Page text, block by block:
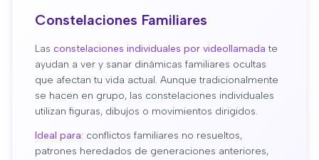
Constelaciones Familiares
Las constelaciones individuales por videollamada te
ayudan a ver y sanar dinámicas familiares ocultas
que afectan tu vida actual. Aunque tradicionalmente
se hacen en grupo, las constelaciones individuales
utilizan figuras, dibujos o movimientos dirigidos.
Ideal para: conflictos familiares no resueltos,
patrones heredados de generaciones anteriores,